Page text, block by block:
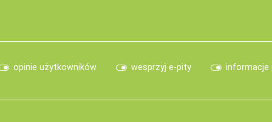
opinie użytkowników wesprzyj e-pity informacje